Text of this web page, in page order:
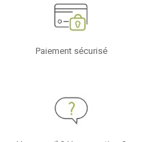
Paiement sécurisé